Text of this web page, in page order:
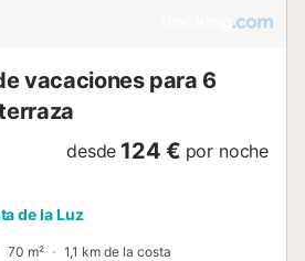
vacaciones para 6
desde 124 € por noche
de la Luz
70 m² 1,1 km de la costa